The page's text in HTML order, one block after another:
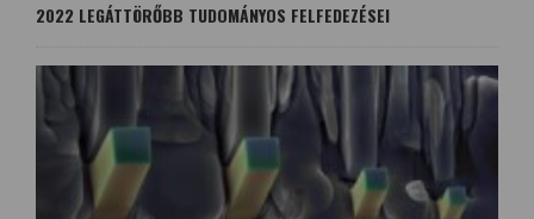
2022 LEGÁTTÖRŐBB TUDOMÁNYOS FELFEDEZÉSEI